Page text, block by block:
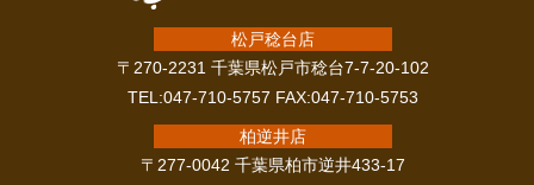
松戸稔台店
〒270-2231 千葉県松戸市稔台7-7-20-102
TEL:047-710-5757 FAX:047-710-5753
柏逆井店
〒277-0042 千葉県柏市逆井433-17